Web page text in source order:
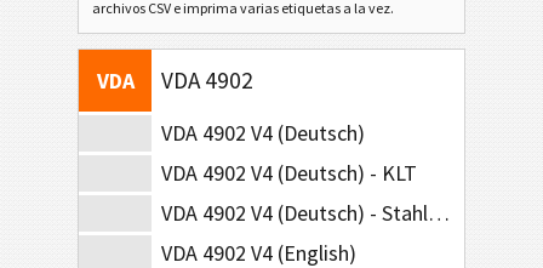
archivos CSV e imprima varias etiquetas a la vez.
VDA VDA 4902
VDA 4902 V4 (Deutsch)
VDA 4902 V4 (Deutsch) - KLT
VDA 4902 V4 (Deutsch) - Stahl-Lieferungen
VDA 4902 V4 (English)